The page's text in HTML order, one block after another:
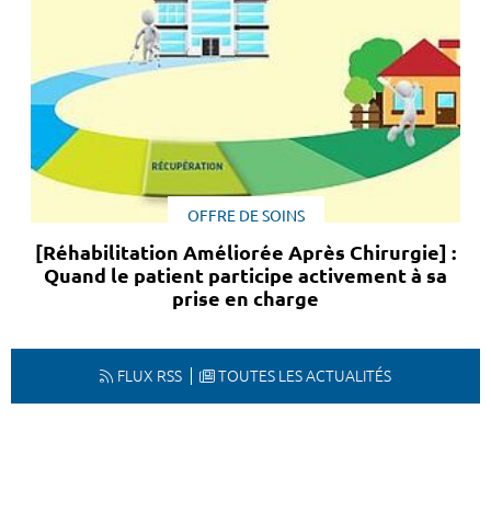
OFFRE DE SOINS
[Réhabilitation Améliorée Après Chirurgie] :
Quand le patient participe activement à sa
prise en charge
FLUX RSS TOUTES LES ACTUALITÉS